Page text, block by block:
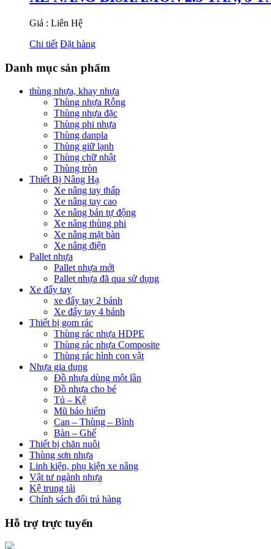
Giá : Liên Hệ
Chi tiết Đặt hàng
Danh mục sản phẩm
thùng nhựa, khay nhựa
Thùng nhựa Rỗng
Thùng nhựa đặc
Thùng phi nhựa
Thùng danpla
Thùng giữ lạnh
Thùng chữ nhật
Thùng tròn
Thiết Bị Nâng Hạ
Xe nâng tay thấp
Xe nâng tay cao
Xe nâng bán tự động
Xe nâng thùng phi
Xe nâng mặt bàn
Xe nâng điện
Pallet nhựa
Pallet nhựa mới
Pallet nhựa đã qua sử dụng
Xe đẩy tay
xe đẩy tay 2 bánh
Xe đẩy tay 4 bánh
Thiết bị gom rác
Thùng rác nhựa HDPE
Thùng rác nhựa Composite
Thùng rác hình con vật
Nhựa gia dụng
Đồ nhựa dùng một lần
Đồ nhựa cho bé
Tủ – Kệ
Mũ bảo hiểm
Can – Thùng – Bình
Bàn – Ghế
Thiết bị chăn nuôi
Thùng sơn nhựa
Linh kiện, phụ kiện xe nâng
Vật tư ngành nhựa
Kệ trung tải
Chính sách đổi trả hàng
Hỗ trợ trực tuyến